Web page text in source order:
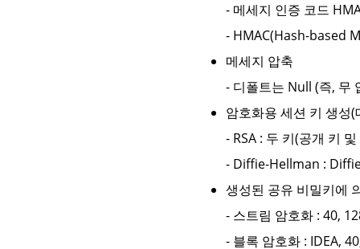
- 메세지 인증 코드
- HMAC(Hash-based
메세지 압축
- 디폴트는 Null (즉, 무
암호화용 세션 키 생성
- RSA : 두 키(공개 키
- Diffie-Hellman :
생성된 공유 비밀키에
- 스트림 암호화 : 40,
- 블록 암호화 : IDEA,